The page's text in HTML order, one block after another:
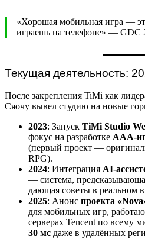
«Хорошая мобильная игра —
играешь на телефоне» — GDC
Текущая деятельность:
После закрепления TiMi как
Сяочу вывел студию на новые
2023: Запуск TiMi Studio
фокус на разработке AAA-
(первый проект —
RPG).
2024: Интеграция AI-
— система,
дающая советы в реальном
2025: Анонс проекта
для мобильных игр,
серверах Tencent по всему
30 мс даже в удалённых